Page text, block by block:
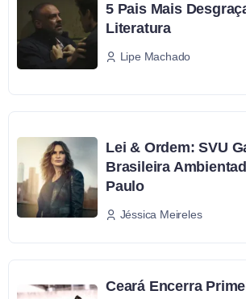
5 Pais Mais
Literatura
Lipe Machado
Lei & Ordem: SVU
Brasileira
Paulo
Jéssica Meireles
Ceará Encerra